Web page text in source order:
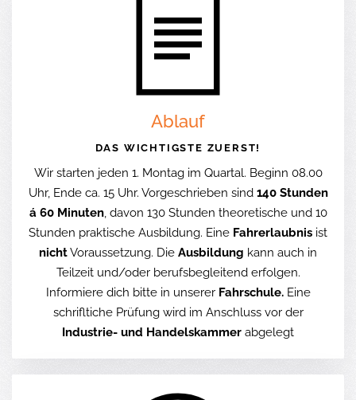
Ablauf
DAS WICHTIGSTE ZUERST!
Wir starten jeden 1. Montag im Quartal. Beginn 08.00
Uhr, Ende ca. 15 Uhr. Vorgeschrieben sind 140 Stunden
á 60 Minuten, davon 130 Stunden theoretische und 10
Stunden praktische Ausbildung. Eine Fahrerlaubnis ist
nichtVoraussetzung. Die Ausbildung kann auch in
Teilzeit und/oder berufsbegleitend erfolgen.
Informiere dich bitte in unserer Fahrschule.Eine
schrifltiche Prüfung wird im Anschluss vor der
Industrie- und Handelskammer abgelegt